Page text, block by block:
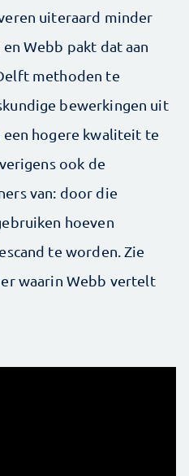
uiteraard minder
Webb pakt dat aan
methoden te
bewerkingen uit
hogere kwaliteit te
ook de
van: door die
hoeven
te worden. Zie
waarin Webb vertelt